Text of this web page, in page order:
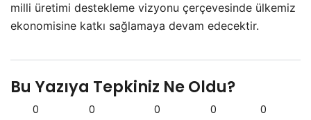
milli üretimi destekleme vizyonu çerçevesinde ülkemiz
ekonomisine katkı sağlamaya devam edecektir.
Bu Yazıya Tepkiniz Ne Oldu?
0 0 0 0 0